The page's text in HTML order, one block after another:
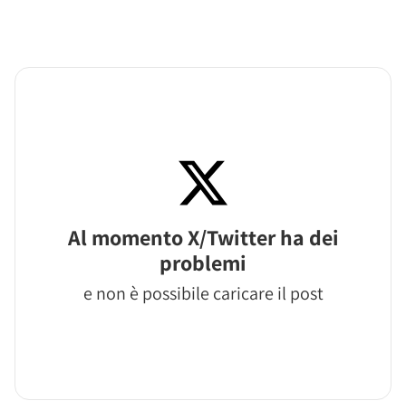
Al momento X/Twitter ha dei
problemi
e non è possibile caricare il post